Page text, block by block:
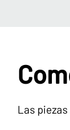
Las